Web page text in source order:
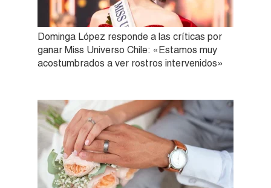
Dominga López responde a las críticas por
ganar Miss Universo Chile: «Estamos muy
acostumbrados a ver rostros intervenidos»